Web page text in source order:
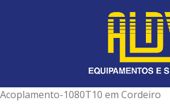
Acoplamento-1080T10 em Cordeiro